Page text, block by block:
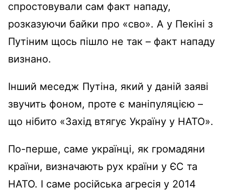
спростовували сам факт нападу,
розказуючи байки про «сво». А у Пекіні з
Путіним щось пішло не так – факт нападу
визнано.
Інший меседж Путіна, який у даній заяві
звучить фоном, проте є маніпуляцією –
що нібито «Захід втягує Україну у НАТО».
По-перше, саме українці, як громадяни
країни, визначають рух країни у ЄС та
НАТО. І саме російська агресія у 2014